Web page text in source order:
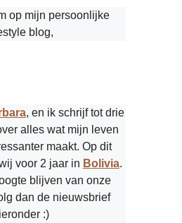
op mijn persoonlijke
blog,
, en ik schrijf tot drie
alles wat mijn leven
maakt. Op dit
voor 2 jaar in Bolivia.
blijven van onze
dan de nieuwsbrief
:)